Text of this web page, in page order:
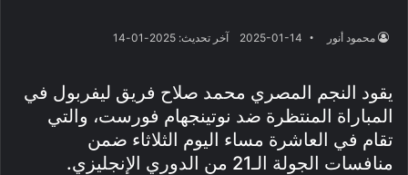
محمود أنور 2025-01-14 آخر تحديث: 2025-01-14
يقود النجم المصري محمد صلاح فريق ليفربول في
المباراة المنتظرة ضد نوتينجهام فورست، والتي
تقام في العاشرة مساء اليوم الثلاثاء ضمن
منافسات الجولة الـ21 من الدوري الإنجليزي.